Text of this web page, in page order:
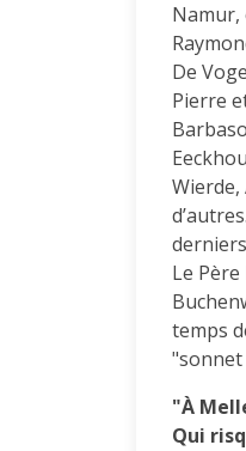
Namur,
De
Pierre
Le
temps
"sonnet
"À
Qui